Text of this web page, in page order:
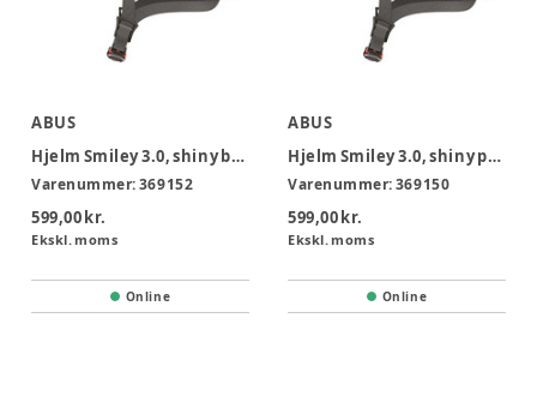
ABUS
Hjelm Smiley 3.0, shiny blue, S
Varenummer:369152
599,00 kr.
Ekskl. moms
Online
ABUS
Hjelm Smiley 3.0, shiny pink, S
Varenummer:369150
599,00 kr.
Ekskl. moms
Online